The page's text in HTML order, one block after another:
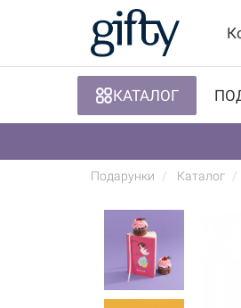
КАТАЛОГ
Подарунки Каталог